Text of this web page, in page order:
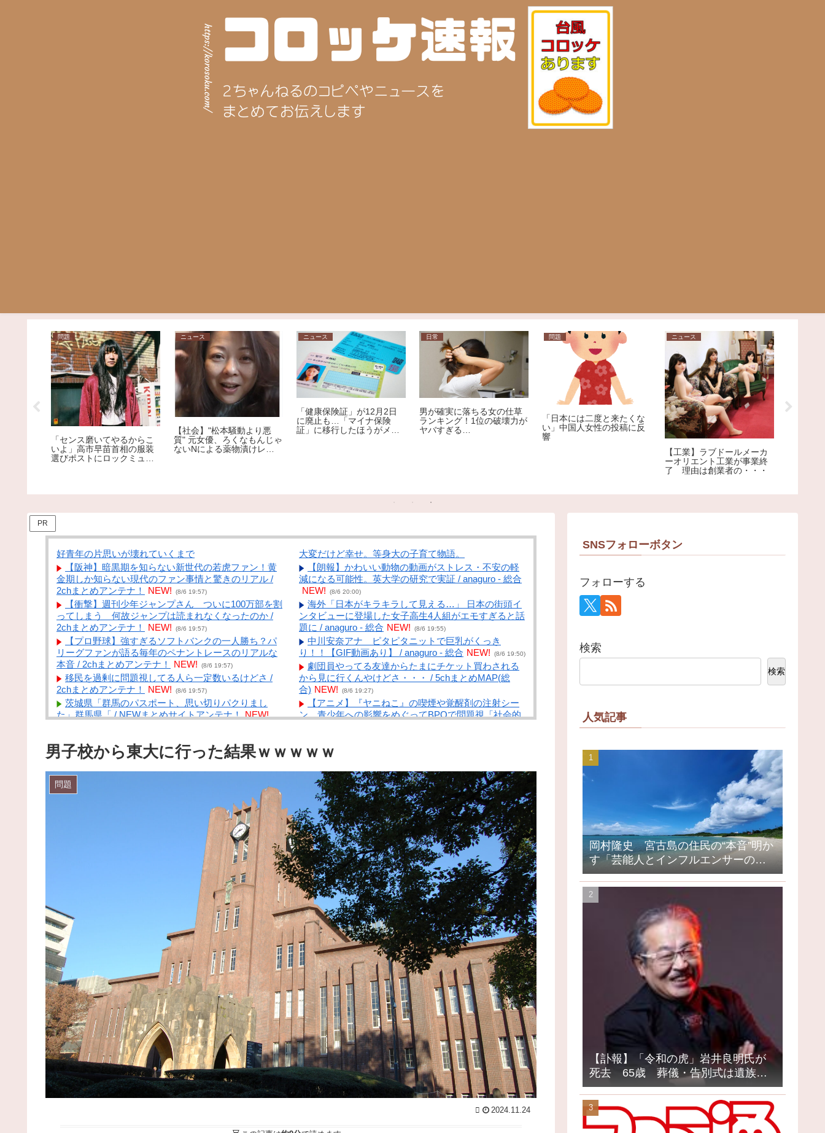
問題
「センス磨いてやるからこ
いよ」高市早苗首相の服装
選びポストにロックミュー
ニュース
【社会】"松本騒動より悪
質" 元女優、ろくなもんじゃ
ないNによる薬物漬けレイ
ニュース
「健康保険証」が12月2日
に廃止も…「マイナ保険
証」に移行したほうがメリ
日常
男が確実に落ちる女の仕草
ランキング！1位の破壊力が
ヤバすぎる…
問題
「日本には二度と来たくな
い」中国人女性の投稿に反
響
ニュース
【工業】ラブドールメーカ
ーオリエント工業が事業終
了 理由は創業者の・・・
PR
好青年の片思いが壊れていくまで
【阪神】暗黒期を知らない新世代の若虎ファン！黄
金期しか知らない現代のファン事情と驚きのリアル /
2chまとめアンテナ！
NEW! (8/6 19:57)
【衝撃】週刊少年ジャンプさん ついに100万部を割
ってしまう 何故ジャンプは読まれなくなったのか /
2chまとめアンテナ！
NEW! (8/6 19:57)
【プロ野球】強すぎるソフトバンクの一人勝ち？パ
リーグファンが語る毎年のペナントレースのリアルな
本音 / 2chまとめアンテナ！
NEW! (8/6 19:57)
移民を過剰に問題視してる人ら一定数いるけどさ /
2chまとめアンテナ！
NEW! (8/6 19:57)
茨城県「群馬のパスポート、思い切りパクりまし
た」群馬県「 / NEWまとめサイトアンテナ！ NEW!
まとめサイトアンテナ！ NEW! (8/6 19:39)
ｗｗｗｗｗｗｗｗｗｗｗ / NEWまとめサイトアンテ
ナ！
「盆踊り」は騒音か 苦情数件で会場半減、無音の中
イヤホンから流れる曲に合わせ踊るサイレント盆ダン
NEW! (8/6 19:29)
タイミー行ったらハゲオッサンが一生懸命梱包して
て笑った その懸命さを別の場面で活かせよ / NEWまと
【画像】女子アナさんの谷〇＆バインすごいｗｗｗ
ｗ / VIP・ネタ・オールジャンル – New World
GMはデスゲームを攻略してもらいたい―被害者たち
の頭脳戦― 第150話前編 / まとめるZ NEW! (8/6 19:04)
GMはデスゲームを攻略してもらいたい―被害者たち
の頭脳戦― 第150話後編 / まとめるZ NEW! (8/6 19:04)
超能力が使えるようになったので兄妹で限界まで極
める事にした件 第8話 ったく、あれはちゃんと見てや
らんと、のめり込み過ぎて沈むなｗｗｗｗｗ / まとめ
るZ NEW! (8/6 19:04)
【VCR RUST】葛葉達：7日目｜あまりに生々しすぎ
る陰キャムーブでギャルをガチ困惑 / まとめるZ NEW!
(8/6 19:04)
【悲報】トンデモない漫画、アニメ化されるｗｗｗ
ｗｗｗｗｗｗ / まとめるZ NEW! (8/6 19:04)
36歳の彼女と結婚したいのに、家族が猛反対。家族
から信じられない言葉が飛び出した… 他 / 2chnaviヘッ
ドライン (12/24 07:00)
大変だけど幸せ。等身大の子育て物語。
【朗報】かわいい動物の動画がストレス・不安の軽
減になる可能性。英大学の研究で実証 / anaguro - 総合
NEW!
(8/6 20:00)
海外「日本がキラキラして見える…」 日本の街頭イ
ンタビューに登場した女子高生4人組がエモすぎると話
題に / anaguro - 総合 NEW! (8/6 19:55)
中川安奈アナ ピタピタニットで巨乳がくっき
り！！【GIF動画あり】 / anaguro - 総合 NEW! (8/6 19:50)
劇団員やってる友達からたまにチケット買わされる
から見に行くんやけどさ・・・ / 5chまとめMAP(総
合) NEW! (8/6 19:27)
【アニメ】『ヤニねこ』の喫煙や覚醒剤の注射シー
ン、青少年への影響をめぐってBPOで問題視「社会的
劇団員やってる友達からたまにチケット買わされる
NEW! (8/6 19:00)
北朝鮮、弾道ミサイル発射 EEZ外に落下 / 5chまと
めMAP(総合) NEW! (8/6 18:15)
ひろゆき氏「高市首相が熊本で避難所を視察したの
は3分だけ説」←見事にデマに引っかかる / 5chまとめ
MAP(総合) NEW! (8/6 18:13)
【脱衣麻雀】「スーパーリアル麻雀 Venus
Returns」8月27日に発売決定！ / おまとめアンテナ
NEW! (8/6 17:35)
【芸能】錦鯉・渡辺隆「飲み代は収入のほぼ…」税
理士も仰天 / 5chまとめMAP(総合)
NEW! (8/6 17:35)
焼肉屋で頼むもの / おまとめアンテナ NEW! (8/6 16:26)
【競馬】アスコットにいる武豊騎手とルメール騎
手 紹介文おかしくね？ / おまとめアンテナ NEW! (8/6
16:00)
【朗報】長野桃羽「嗣永桃子さんと道重さゆみさん
が理想のアイドル像」 / おまとめアンテナ (8/6 13:38)
Powered by livedoor 相互RSS
男子校から東大に行った結果ｗｗｗｗｗ
問題
2024.11.24
SNSフォローボタン
フォローする
検索
検索
人気記事
岡村隆史 宮古島の住民の“本音”明か
す「芸能人とインフルエンサーの島
になってしまったって」
【訃報】「令和の虎」岩井良明氏が
死去 65歳 葬儀・告別式は遺族の
意向で密葬